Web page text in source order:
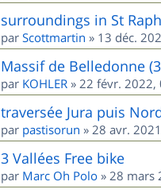
surroundings in St
par Scottmartin » 13 déc.
Massif de Belledonne
par KOHLER » 22 févr. 2022,
traversée Jura puis
par pastisorun » 28 avr.
3 Vallées Free bike
par Marc Oh Polo » 28 mars